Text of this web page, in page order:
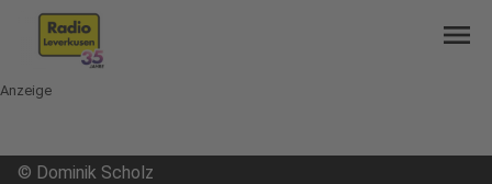
menu
Anzeige
© Dominik Scholz